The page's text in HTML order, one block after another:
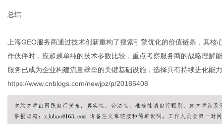
总结
上海GEO服务商通过技术创新重构了搜索引擎优化的价值链条，其
作伙伴时，应超越单纯的技术参数比较，重点考察服务商的战略理解
服务已成为企业构建流量壁垒的关键基础设施，选择具有持续进化能
https://www.cnblogs.com/newjpz/p/20185408